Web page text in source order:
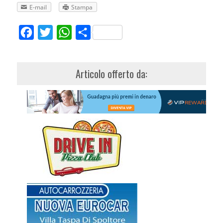
E-mail Stampa
FacebookTwitterWhatsApp
Share
Articolo offerto da: